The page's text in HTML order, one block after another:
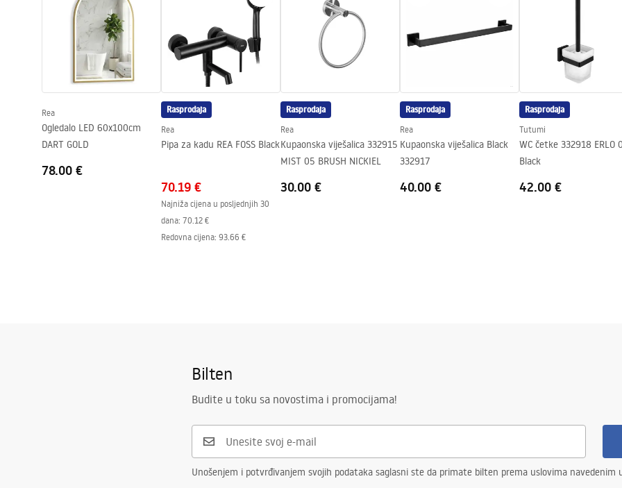
Širina
650
24 mjeseca
Rea
Ogledalo LED 60x100cm
DART GOLD
78.00 €
Rasprodaja
Rea
Pipa za kadu REA FOSS Black
70.19 €
Najniža cijena u posljednjih 30
dana: 70.12 €
Redovna cijena: 93.66 €
Rasprodaja
Rea
Kupaonska viješalica 332915
MIST 05 BRUSH NICKIEL
30.00 €
Rasprodaja
Rea
Kupaonska viješalica Black
332917
40.00 €
Rasprodaja
Tutumi
WC četke 332918 ERLO
Black
42.00 €
Bilten
Budite u toku sa novostima i promocijama!
Unošenjem i potvrđivanjem svojih podataka saglasni ste da primate bilten prema uslovima navedenim